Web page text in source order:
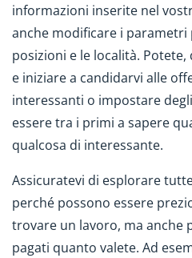
informazioni inserite nel
anche modificare i
posizioni e le località.
e iniziare a candidarvi alle
interessanti o impostare
essere tra i primi a sapere
qualcosa di interessante.
Assicuratevi di esplorare
perché possono essere
trovare un lavoro, ma anche
pagati quanto valete. Ad